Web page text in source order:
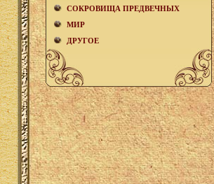
СОКРОВИЩА ПРЕДВЕЧНЫХ
МИР
ДРУГОЕ